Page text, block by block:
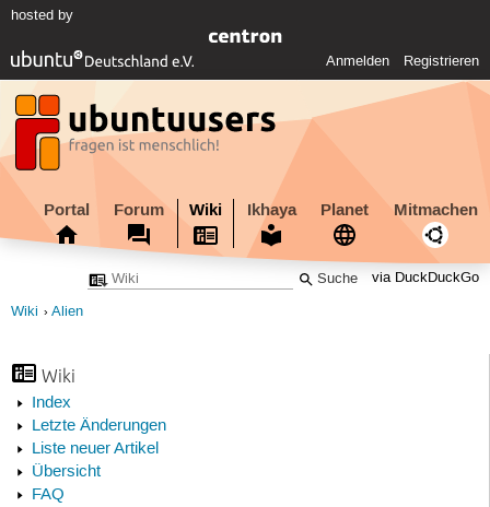
hosted by
Anmelden Registrieren
Portal Forum Wiki Ikhaya Planet Mitmachen
via DuckDuckGo
Wiki Alien
Wiki
Index
Letzte Änderungen
Liste neuer Artikel
Übersicht
FAQ